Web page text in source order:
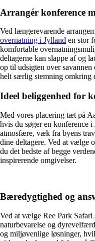
Arrangér konference
Ved længerevarende
overnatning i Jylland en stor
komfortable
deltagerne kan slappe af og
op til udsigten over
helt særlig stemning omkring
Ideel beliggenhed for
Med vores placering tæt på
hvis du søger en konference
atmosfære, væk fra byens
dine deltagere. Ved at vælge
du det bedste af begge
inspirerende omgivelser.
Bæredygtighed og
Ved at vælge Ree Park Safari
naturbevarelse og
og miljøvenlige løsninger,